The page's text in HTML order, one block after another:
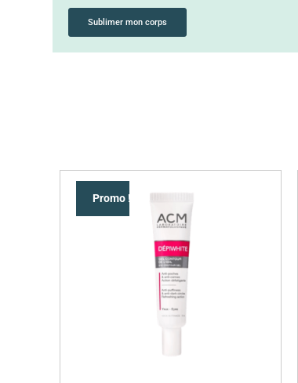
Sublimer mon corps
Promo !